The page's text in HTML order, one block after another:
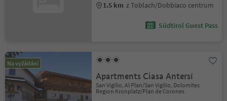
1.5 km z Toblach/Dobbiaco centrum
Südtirol Guest Pass
Na vyžádání
Apartments Ciasa Antersí
San Vigilio, Al Plan/San Vigilio, Dolomites
Region Kronplatz/Plan de Corones